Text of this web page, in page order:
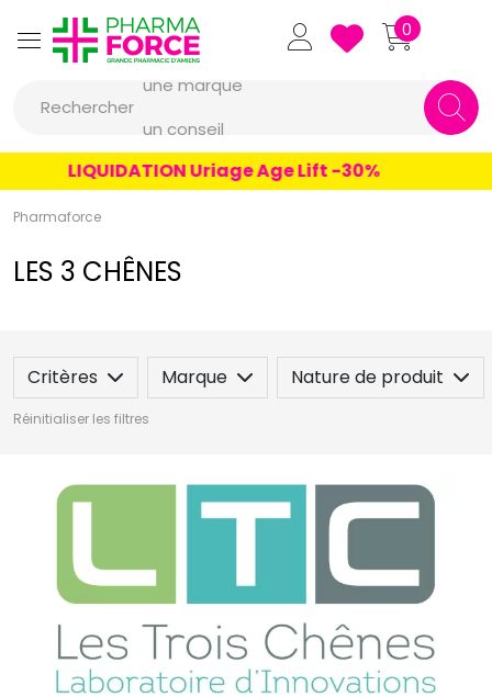
Pharmaforce Grande Pharmacie
0
Rechercher
une marque
un produit
une marque
LIQUIDATION Uriage Age Lift -30%
Pharmaforce
LES 3 CHÊNES
Critères Marque Nature de produit
Réinitialiser les filtres